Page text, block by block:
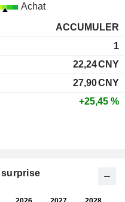
Achat
ACCUMULER
1
22,24CNY
27,90CNY
+25,45 %
surprise